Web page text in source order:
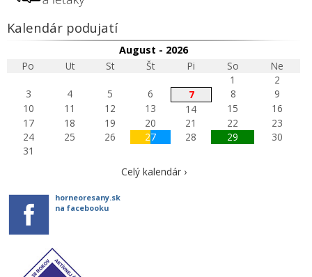
Kalendár podujatí
August - 2026
Po
Ut St Št Pi So
Ne
1
2
3
4 5 6 7 8
9
10
11 12 13 14 15
16
17
18 19 20 21 22
23
24
25 26 27 28 29
30
31
Celý kalendár ›
horneoresany.sk
na facebooku